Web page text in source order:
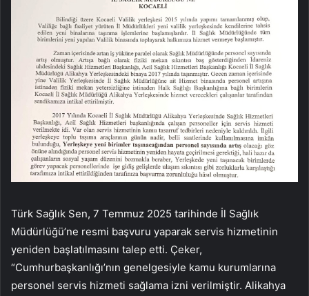
Türk Sağlık Sen, 7 Temmuz 2025 tarihinde İl Sağlık
Müdürlüğü’ne resmi başvuru yaparak servis hizmetinin
yeniden başlatılmasını talep etti. Çeker,
“Cumhurbaşkanlığı’nın genelgesiyle kamu kurumlarına
personel servis hizmeti sağlama izni verilmiştir. Alikahya